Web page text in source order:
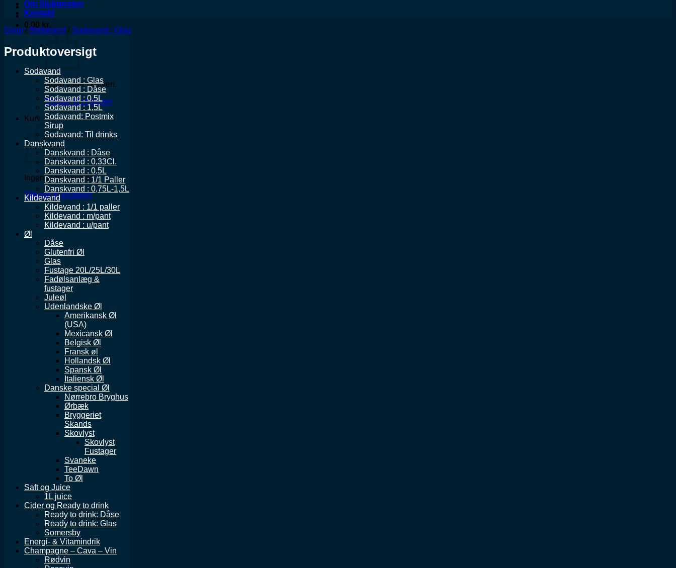
0,00 kr.
Ingen varer i kurven.
Tilbage til shoppen
Kurv
Ingen varer i kurven.
Tilbage til shoppen
Om Sluktørsten
Kontakt
Shop / Sodavand / Sodavand : Glas
Produktoversigt
Sodavand
Sodavand : Glas
Sodavand : Dåse
Sodavand : 0,5L
Sodavand : 1,5L
Sodavand: Postmix
Sirup
Sodavand: Til drinks
Danskvand
Danskvand : Dåse
Danskvand : 0,33Cl.
Danskvand : 0,5L
Danskvand : 1/1 Paller
Danskvand : 0,75L-1,5L
Kildevand
Kildevand : 1/1 paller
Kildevand : m/pant
Kildevand : u/pant
Øl
Dåse
Glutenfri Øl
Glas
Fustage 20L/25L/30L
Fadølsanlæg &
fustager
Juleøl
Udenlandske Øl
Amerikansk Øl
(USA)
Mexicansk Øl
Belgisk Øl
Fransk øl
Hollandsk Øl
Spansk Øl
Italiensk Øl
Danske special Øl
Nørrebro Bryghus
Ørbæk
Bryggeriet
Skands
Skovlyst
Skovlyst
Fustager
Svaneke
TeeDawn
To Øl
Saft og Juice
1L juice
Cider og Ready to drink
Ready to drink: Dåse
Ready to drink: Glas
Somersby
Energi- & Vitamindrik
Champagne – Cava – Vin
Rødvin